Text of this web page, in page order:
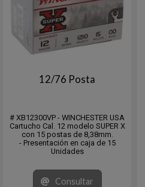
12/76 Posta
# XB12300VP - WINCHESTER USA
Cartucho Cal. 12 modelo SUPER X
con 15 postas de 8,38mm.
- Presentación en caja de 15
Unidades
Consultar